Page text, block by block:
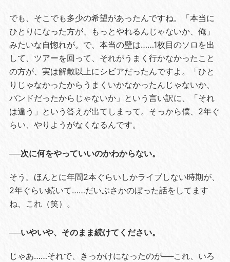
でも、そこでも多少の希望があったんですね。「本当に
ひとりになった方が、もっとやれるんじゃないか、俺」
みたいな自惚れが。で、本当の壁は……1枚目のソロを出
して、ツアーを回って、それがうまく行かなかったこと
の方が、実は解散以上にシビアだったんですよ。「ひと
りじゃなかったからうまくいかなかったんじゃないか、
バンドだったからじゃないか」という言い訳に、「それ
は違う」という答えが出てしまって。そっから僕、2年ぐ
らい、やりようがなくなるんです。
──次に何をやっていいのかわからない。
そう。ほんとに年間2本ぐらいしかライブしない時期が、
2年ぐらい続いて……だいぶさかのぼった話をしてます
ね、これ（笑）。
──いやいや、そのまま続けてください。
じゃあ……それで、きっかけになったのが──これ、いろ